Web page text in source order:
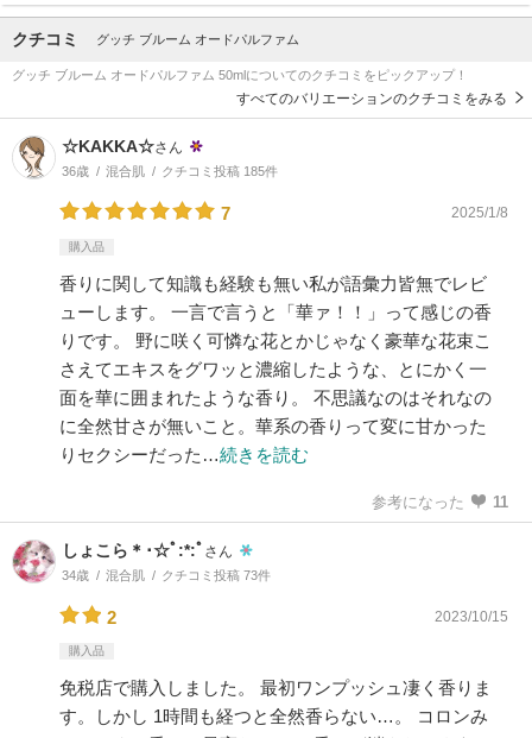
クチコミ グッチ ブルーム オードパルファム
グッチ ブルーム オードパルファム 50mlについてのクチコミをピックアップ！
すべてのバリエーションのクチコミをみる
☆KAKKA☆さん
36歳 混合肌 クチコミ投稿 185件
7 2025/1/8
購入品
香りに関して知識も経験も無い私が語彙力皆無でレビ
ューします。 一言で言うと「華ァ！！」って感じの香
りです。 野に咲く可憐な花とかじゃなく豪華な花束こ
さえてエキスをグワッと濃縮したような、とにかく一
面を華に囲まれたような香り。 不思議なのはそれなの
に全然甘さが無いこと。華系の香りって変に甘かった
りセクシーだった…続きを読む
参考になった 11
しょこら＊･☆ﾟ:*:ﾟ さん
34歳 混合肌 クチコミ投稿 73件
2 2023/10/15
購入品
免税店で購入しました。 最初ワンプッシュ凄く香りま
す。しかし 1時間も経つと全然香らない…。 コロンみ